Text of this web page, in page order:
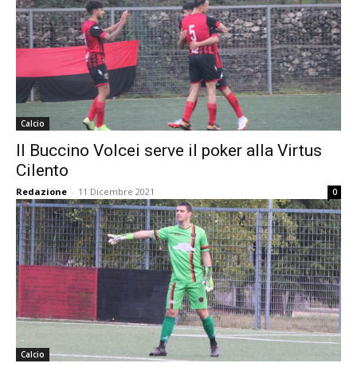
Calcio
Il Buccino Volcei serve il poker alla Virtus
Cilento
Redazione - 11 Dicembre 2021 0
Calcio